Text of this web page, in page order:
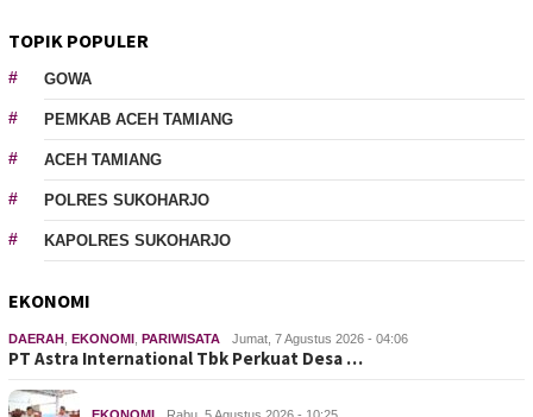
TOPIK POPULER
GOWA
PEMKAB ACEH TAMIANG
ACEH TAMIANG
POLRES SUKOHARJO
KAPOLRES SUKOHARJO
EKONOMI
DAERAH EKONOMI PARIWISATA Jumat, 7 Agustus 2026 - 04:06
PT Astra International Tbk Perkuat Desa …